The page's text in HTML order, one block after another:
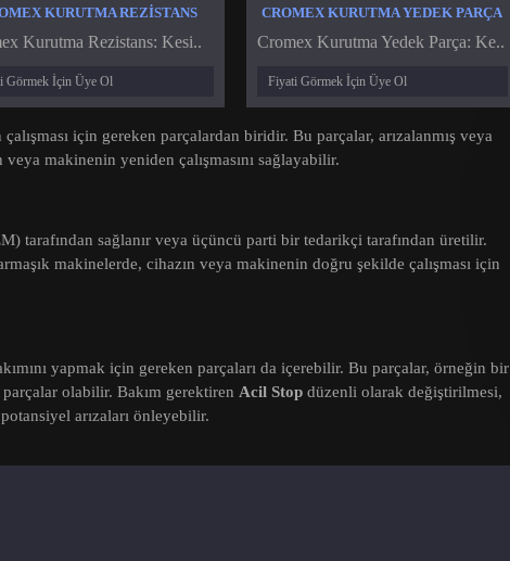
için gereken parçalardan biridir. Bu parçalar, arızalanmış veya
makinenin yeniden çalışmasını sağlayabilir.
tarafından sağlanır veya üçüncü parti bir tedarikçi tarafından üretilir.
makinelerde, cihazın veya makinenin doğru şekilde çalışması için
yapmak için gereken parçaları da içerebilir. Bu parçalar, örneğin bir
olabilir. Bakım gerektiren Acil Stop düzenli olarak değiştirilmesi,
arızaları önleyebilir.
KURUTMA REZISTANS
Kurutma Rezistans: Kesi..
Görmek İçin Üye Ol
CROMEX KURUTMA YEDEK PARÇA
Cromex Kurutma Yedek Parça: Ke..
Fiyati Görmek İçin Üye Ol